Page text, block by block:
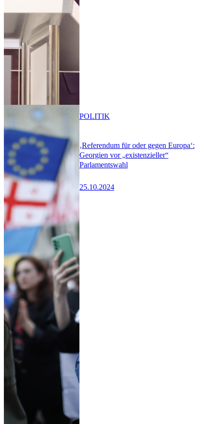
‚Referendum für oder gegen Europa‘:
Georgien vor „existenzieller“
Parlamentswahl
25.10.2024
POLITIK